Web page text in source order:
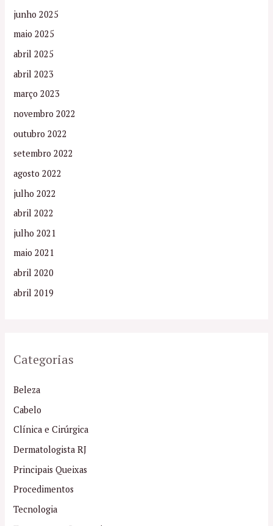
junho 2025
maio 2025
abril 2025
abril 2023
março 2023
novembro 2022
outubro 2022
setembro 2022
agosto 2022
julho 2022
abril 2022
julho 2021
maio 2021
abril 2020
abril 2019
Categorias
Beleza
Cabelo
Clínica e Cirúrgica
Dermatologista RJ
Principais Queixas
Procedimentos
Tecnologia